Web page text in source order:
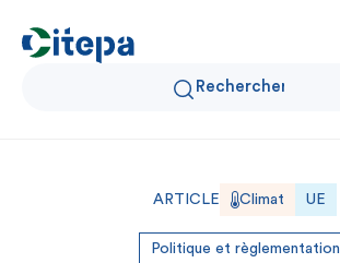
Qui sommes-nous ?
Données Air et Climat
ARTICLE Climat UE
Politique et règlementation